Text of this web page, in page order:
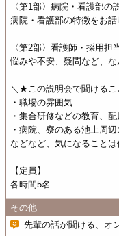
〈第1部〉病院・看護部の
病院・看護部の特徴をお話
〈第2部〉看護師・採用担
悩みや不安、疑問など、
＼★この説明会で聞ける
・職場の雰囲気
・集合研修などの教育、配
・病院、寮のある池上周
などなど、気になること
【定員】
各時間5名
その他
先輩の話が聞ける、オ